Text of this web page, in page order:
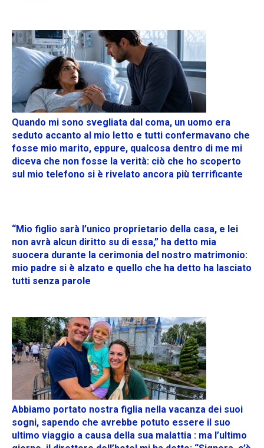
Quando mi sono svegliata dal coma, un uomo era
seduto accanto al mio letto e tutti confermavano che
fosse mio marito, eppure, qualcosa dentro di me mi
diceva che non fosse la verità: ciò che ho scoperto
sul mio telefono si è rivelato ancora più terrificante
“Mio figlio sarà l’unico proprietario della casa, e lei
non avrà alcun diritto su di essa,” ha detto mia
suocera durante la cerimonia del nostro matrimonio:
mio padre si è alzato e quello che ha detto ha lasciato
tutti senza parole
Abbiamo portato nostra figlia nella vacanza dei suoi
sogni, sapendo che avrebbe potuto essere il suo
ultimo viaggio a causa della sua malattia : ma l’ultimo